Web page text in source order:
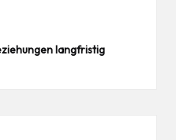
langfristig